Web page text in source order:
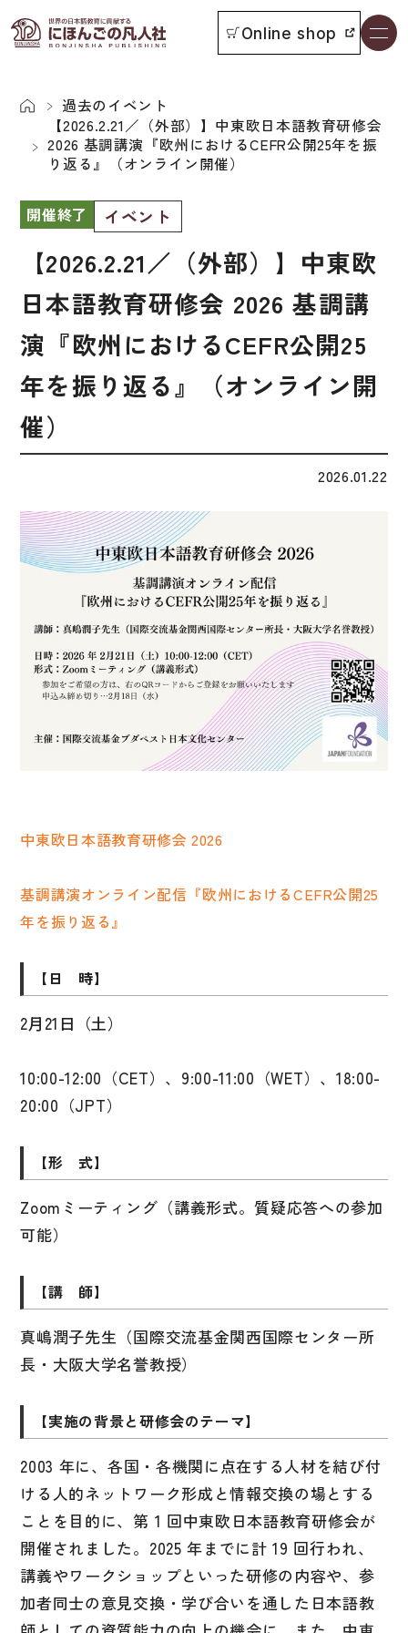
書籍一覧
お知らせ
イベント
よくあるご質問
付属物の使い方について
書籍の内容について
正誤表
その他の質問
わたしたちについて
お問い合わせ
書店様向け
Online shop
本をさがす
日本語学習者用教科書
総合教科書
ビジネスパーソン・研修生向け
短期滞在者向け
留学生向け専門分野
子ども向け
読解
発音・聴解
作文
語彙・表現
表記（かな・漢字）
日本語能力試験対策
大学入試対策
日本語学習関連副読本
定期刊行物
視聴覚・補助教材
ビデオ・ＤＶＤ
コンピューター
カード・ゲーム・絵教材
絵本・子ども向け補助
図表
辞典
漢字字典（辞典）
韓国語辞典
スペイン語辞典
中国語辞典
ドイツ語辞典
ポルトガル語辞典
ロシア語辞典
各国語辞典
過去のイベント
【2026.2.21／（外部）】中東欧日本語教育研修会
2026 基調講演『欧州におけるCEFR公開25年を振
り返る』（オンライン開催）
開催終了 イベント
【2026.2.21／（外部）】中東欧
日本語教育研修会 2026 基調講
演『欧州におけるCEFR公開25
年を振り返る』（オンライン開
催）
2026.01.22
中東欧日本語教育研修会 2026
基調講演オンライン配信『欧州におけるCEFR公開25
年を振り返る』
【日 時】
2⽉21⽇（⼟）
10:00-12:00（CET）、9:00-11:00（WET）、18:00-
20:00（JPT）
【形 式】
Zoomミーティング（講義形式。質疑応答への参加
可能）
【講 師】
真嶋潤子先生（国際交流基金関西国際センター所
長・大阪大学名誉教授）
【実施の背景と研修会のテーマ】
2003 年に、各国・各機関に点在する人材を結び付
ける人的ネットワーク形成と情報交換の場とする
ことを目的に、第 1 回中東欧日本語教育研修会が
開催されました。2025 年までに計 19 回行われ、
講義やワークショップといった研修の内容や、参
加者同士の意見交換・学び合いを通した日本語教